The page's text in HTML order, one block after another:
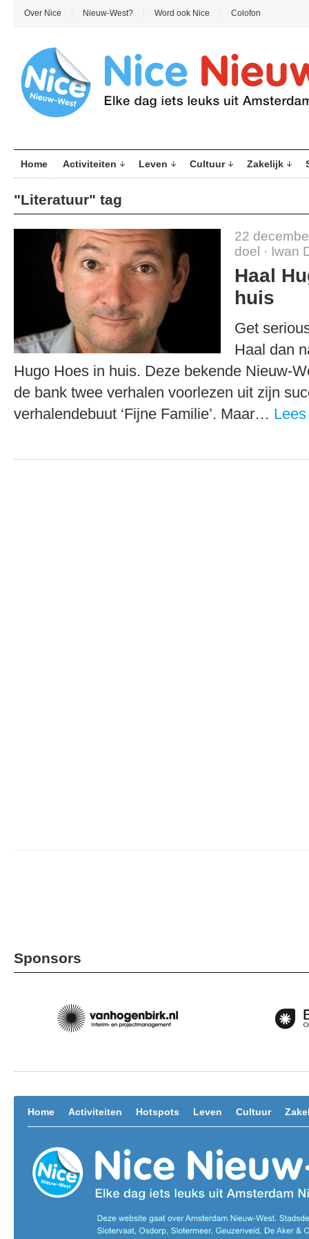
Over Nice Nieuw-West? Word ook Nice Colofon
Home Activiteiten Leven Cultuur Zakelijk
"Literatuur" tag
22
doel · Iwan
Haal
huis
Get
Haal dan
Hugo Hoes in huis. Deze bekende Nieuw-
de bank twee verhalen voorlezen uit zijn
verhalendebuut ‘Fijne Familie’. Maar…
Sponsors
Home Activiteiten Hotspots Leven Cultuur